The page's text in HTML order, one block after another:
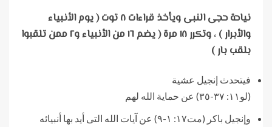
نياحة حجى النبى ويأخذ قراءات ٨ توت ( يوم الأنبياء
والأبرار ) ، وتكرر ١٨ مرة ( يضم ١٦ من الأنبياء و٢ ممن تلقبوا
بلقب بار )
فيتحدث إنجيل عشية
(لو١١: ٣٧-٣٥) عن حماية الله لهم
وإنجيل باكر (مت١٧: ١-٩) عن آيات الله التى أيد بها أنبيائه